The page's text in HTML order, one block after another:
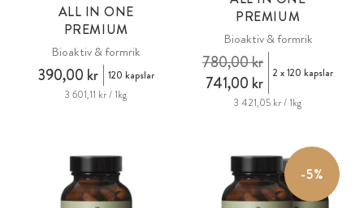
ALL IN ONE
PREMIUM
Bioaktiv & formrik
390,00 kr
120 kapslar
3 601,11 kr / 1kg
PREMIUM
Bioaktiv & formrik
741,00 kr
780,00 kr 2 x 120 kapslar
3 421,05 kr / 1kg
-5%